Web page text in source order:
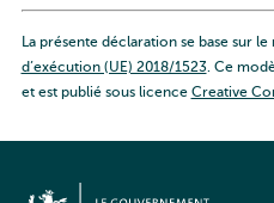
La présente déclaration se base sur
d’exécution (UE) 2018/1523. Ce
et est publié sous licence Creative